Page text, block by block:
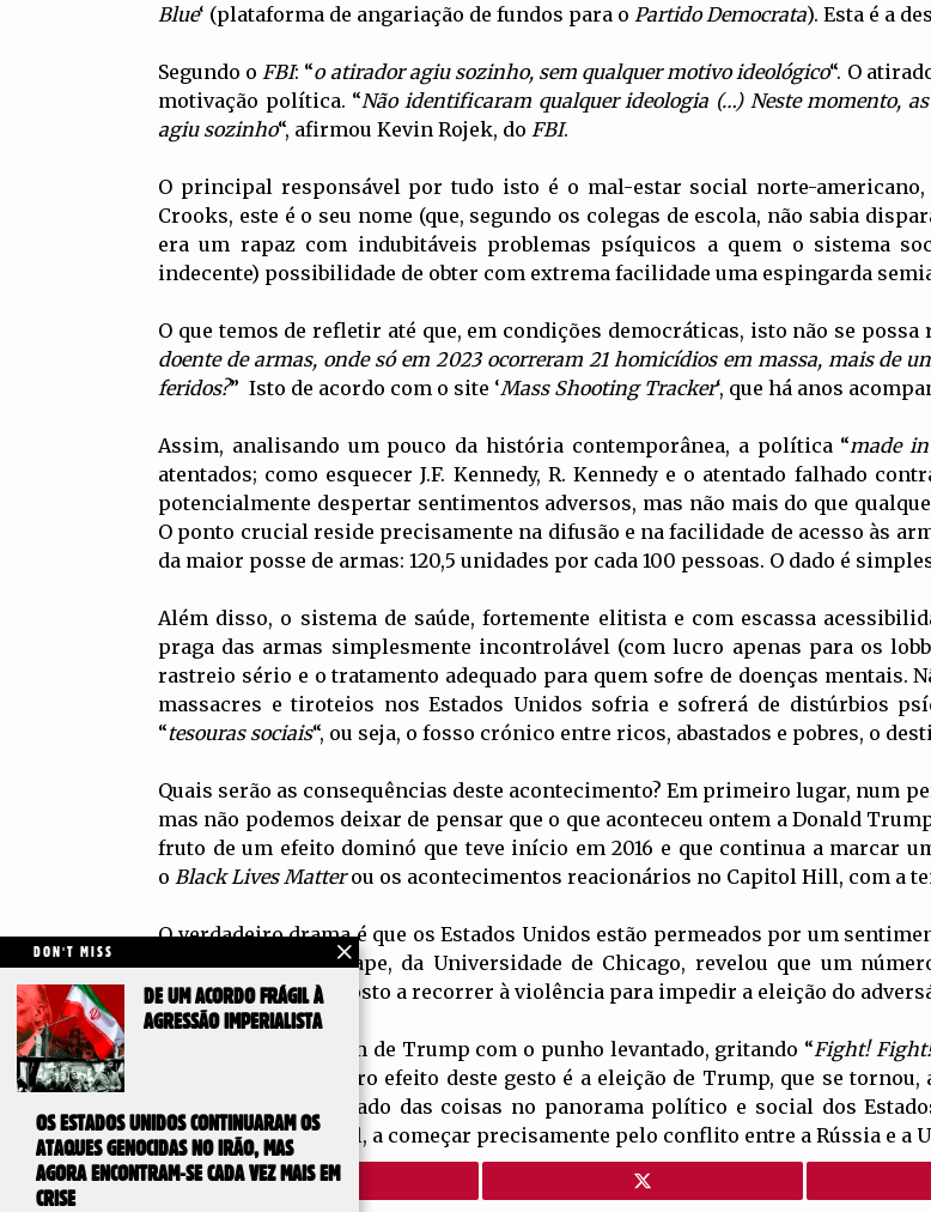
Blue‘ (plataforma de angariação de fundos para o Partido Democrata). Esta é a
Segundo oFBI: “o atirador agiu sozinho, sem qualquer motivo ideológico“. O
motivação política. “Não identificaram qualquer ideologia (…) Neste momento,
agiu sozinho“, afirmou Kevin Rojek, do FBI.
O principal responsável por tudo isto é o mal-estar social norte-
Crooks, este é o seu nome (que, segundo os colegas de escola, não sabia
era um rapaz com indubitáveis problemas psíquicos a quem o sistema
indecente) possibilidade de obter com extrema facilidade uma espingarda
O que temos de refletir até que, em condições democráticas, isto não se possa
doente de armas, onde só em 2023 ocorreram 21 homicídios em massa, mais de
feridos?” Isto de acordo com o site ‘Mass Shooting Tracker‘, que há anos
Assim, analisando um pouco da história contemporânea, a política “made
atentados; como esquecer J.F. Kennedy, R. Kennedy e o atentado falhado
potencialmente despertar sentimentos adversos, mas não mais do que
O ponto crucial reside precisamente na difusão e na facilidade de acesso às
da maior posse de armas: 120,5 unidades por cada 100 pessoas. O dado é
Além disso, o sistema de saúde, fortemente elitista e com escassa
praga das armas simplesmente incontrolável (com lucro apenas para os
rastreio sério e o tratamento adequado para quem sofre de doenças mentais.
massacres e tiroteios nos Estados Unidos sofria e sofrerá de distúrbios
“tesouras sociais“, ou seja, o fosso crónico entre ricos, abastados e pobres, o
Quais serão as consequências deste acontecimento? Em primeiro lugar, num
mas não podemos deixar de pensar que o que aconteceu ontem a Donald
fruto de um efeito dominó que teve início em 2016 e que continua a marcar
o Black Lives Matterou os acontecimentos reacionários no Capitol Hill, com a
O verdadeiro drama é que os Estados Unidos estão permeados por um
politólogo Robert Pape, da Universidade de Chicago, revelou que um
Trump, estaria disposto a recorrer à violência para impedir a eleição do
É certo que a imagem de Trump com o punho levantado, gritando “Fight! Fight!
de Biden; o verdadeiro efeito deste gesto é a eleição de Trump, que se
alterará muito o estado das coisas no panorama político e social dos
âmbito internacional, a começar precisamente pelo conflito entre a Rússia e a
DON'T MISS
DE UM ACORDO FRÁGIL À
AGRESSÃO IMPERIALISTA
OS ESTADOS UNIDOS CONTINUARAM OS
ATAQUES GENOCIDAS NO IRÃO, MAS
AGORA ENCONTRAM-SE CADA VEZ MAIS EM
CRISE